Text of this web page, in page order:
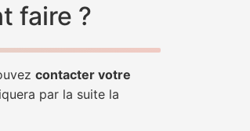
faire ?
contacter votre
par la suite la